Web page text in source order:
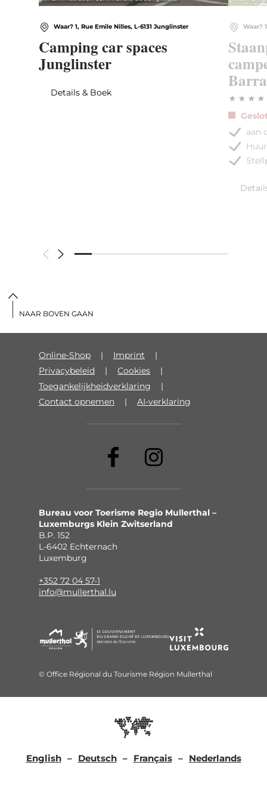
Waar? 1, Rue Emile Nilles, L-6131 Junglinster
Camping car spaces
Junglinster
Details & Boek
Waar?
aan
Online-Shop
Imprint
Privacybeleid
Cookies
Toegankelijkheidverklaring
Contact opnemen
AI-verklaring
Bureau voor Toerisme Regio Mullerthal –
Luxemburgs Klein Zwitserland
B.P. 152
L-6402 Echternach
Luxemburg
+352 72 04 57-1
info@mullerthal.lu
© Office Régional du Tourisme Région Mullerthal
English Deutsch Français Nederlands
NAAR BOVEN GAAN